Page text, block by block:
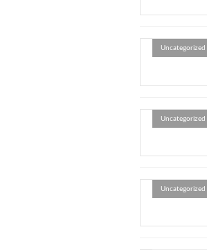
Uncategorized
Uncategorized
Uncategorized